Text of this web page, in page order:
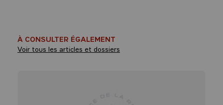
À CONSULTER ÉGALEMENT
Voir tous les articles et dossiers